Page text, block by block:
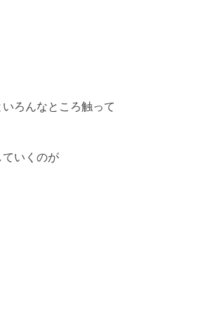
ろんなところ触って
いくのが